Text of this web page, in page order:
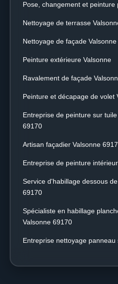
Pose, changement et peinture
Nettoyage de terrasse
Nettoyage de façade Valsonne
Peinture extérieure Valsonne
Ravalement de façade
Peinture et décapage de volet
Entreprise de peinture sur
69170
Artisan façadier Valsonne
Entreprise de peinture
Service d'habillage dessous
69170
Spécialiste en habillage
Valsonne 69170
Entreprise nettoyage